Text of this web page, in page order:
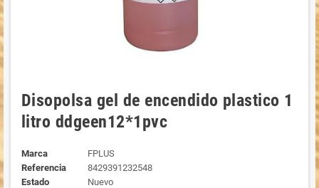
Disopolsa gel de encendido plastico 1
litro ddgeen12*1pvc
Marca
FPLUS
Referencia
8429391232548
Estado
Nuevo